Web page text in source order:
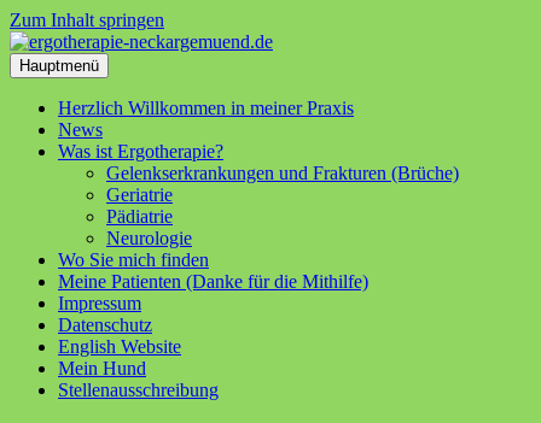
Zum Inhalt springen
Hauptmenü
Herzlich Willkommen in meiner Praxis
News
Was ist Ergotherapie?
Gelenkserkrankungen und Frakturen (Brüche)
Geriatrie
Pädiatrie
Neurologie
Wo Sie mich finden
Meine Patienten (Danke für die Mithilfe)
Impressum
Datenschutz
English Website
Mein Hund
Stellenausschreibung